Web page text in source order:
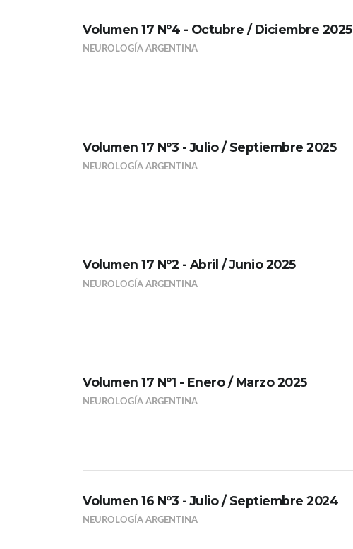
Volumen 17 Nº4 - Octubre / Diciembre 2025
NEUROLOGÍA ARGENTINA
Volumen 17 Nº3 - Julio / Septiembre 2025
NEUROLOGÍA ARGENTINA
Volumen 17 Nº2 - Abril / Junio 2025
NEUROLOGÍA ARGENTINA
Volumen 17 Nº1 - Enero / Marzo 2025
NEUROLOGÍA ARGENTINA
Volumen 16 Nº3 - Julio / Septiembre 2024
NEUROLOGÍA ARGENTINA